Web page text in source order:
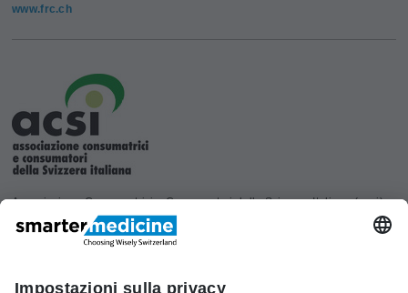
www.frc.ch
Associazione Consumatrici e Consumatori della Svizzera Italiana (acsi)
www.acsi.ch